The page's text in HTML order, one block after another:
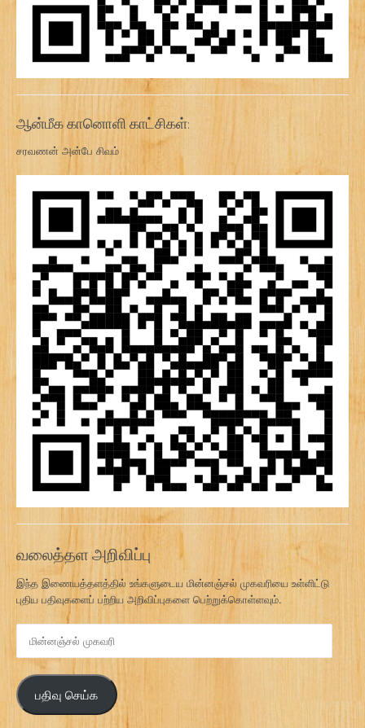
ஆன்மீக கானொளி காட்சிகள்:
சரவணன் அன்பே சிவம்
வலைத்தள அறிவிப்பு
இந்த இணையத்தளத்தில் உங்களுடைய மின்னஞ்சல் முகவரியை உள்ளிட்டு
புதிய பதிவுகளைப் பற்றிய அறிவிப்புகளை பெற்றுக்கொள்ளவும்.
ன
ஞ்
ச
ல்
பதிவு செய்க